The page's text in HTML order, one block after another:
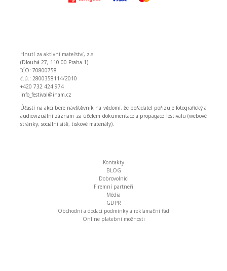
Hnutí za aktivní mateřství, z.s.
(Dlouhá 27, 110 00 Praha 1)
IČO: 70800758
č.ú.: 2800358114/2010
+420 732 424 974
info_festival@iham.cz
Účastí na akci bere návštěvník na vědomí, že pořadatel pořizuje fotografický a
audiovizuální záznam za účelem dokumentace a propagace festivalu (webové
stránky, sociální sítě, tiskové materiály).
Kontakty
BLOG
Dobrovolníci
Firemní partneři
Média
GDPR
Obchodní a dodací podmínky a reklamační řád
Online platební možnosti